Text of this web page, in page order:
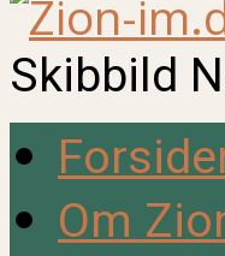
Skibbild
Om